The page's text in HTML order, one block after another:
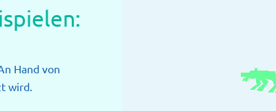
Hand von
wird.